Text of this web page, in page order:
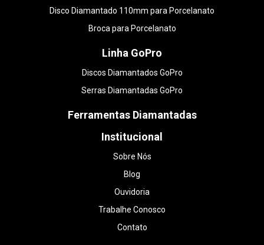
Disco Diamantado 110mm para Porcelanato
Broca para Porcelanato
Linha GoPro
Discos Diamantados GoPro
Serras Diamantadas GoPro
Ferramentas Diamantadas
Institucional
Sobre Nós
Blog
Ouvidoria
Trabalhe Conosco
Contato